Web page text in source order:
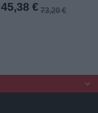
45,38 € 73,20 €